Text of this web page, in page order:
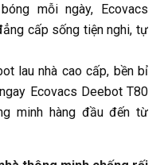
mỗi ngày, Ecovacs
cấp sống tiện nghi, tự
lau nhà cao cấp, bền bỉ
Ecovacs Deebot T80
minh hàng đầu đến từ